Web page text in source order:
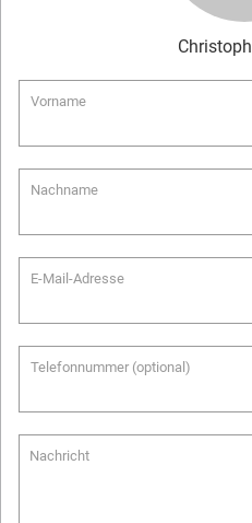
Christoph
Vorname
Nachname
E-Mail-Adresse
Telefonnummer (optional)
Nachricht